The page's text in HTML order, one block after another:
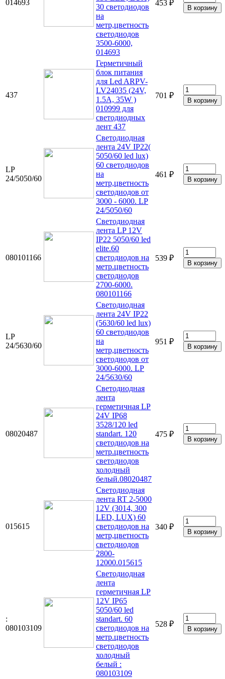
014693
30 светодиодов
на
метр,цветность
светодиодов
3500-6000,
014693
453 ₽
437
Герметичный
блок питания
для Led ARPV-
LV24035 (24V,
1.5A, 35W )
010999 для
светодиодных
лент 437
701 ₽
LP
24/5050/60
Светодиодная
лента 24V IP22(
5050/60 led lux)
60 светодиодов
на
метр,цветность
светодиодов от
3000 - 6000. LP
24/5050/60
461 ₽
080101166
Светодиодная
лента LP 12V
IP22 5050/60 led
elite.60
светодиодов на
метр.цветность
светодиодов
2700-6000.
080101166
539 ₽
LP
24/5630/60
Светодиодная
лента 24V IP22
(5630/60 led lux)
60 светодиодов
на
метр,цветность
светодиодов от
3000-6000. LP
24/5630/60
951 ₽
08020487
Светодиодная
лента
герметичная LP
24V IP68
3528/120 led
standart. 120
светодиодов на
метр.цветность
светодиодов
холодный
белый.08020487
475 ₽
015615
Светодиодная
лента RT 2-5000
12V (3014, 300
LED, LUX) 60
светодиодов на
метр,цветность
светодиодов
2800-
12000.015615
340 ₽
:
080103109
Светодиодная
лента
герметичная LP
12V IP65
5050/60 led
standart. 60
светодиодов на
метр.цветность
светодиодов
холодный
белый :
080103109
528 ₽